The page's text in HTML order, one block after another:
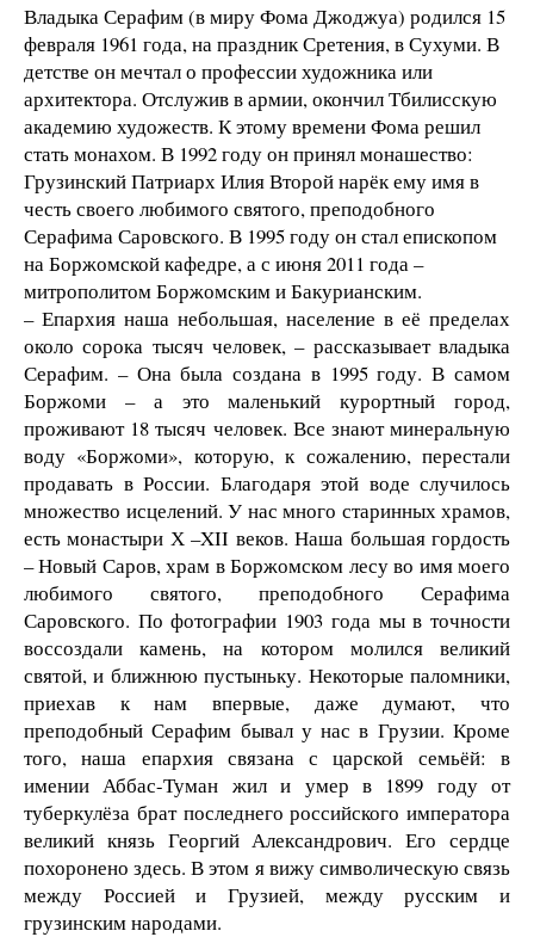
Владыка Серафим (в миру Фома Джоджуа) родился 15
февраля 1961 года, на праздник Сретения, в Сухуми. В
детстве он мечтал о профессии художника или
архитектора. Отслужив в армии, окончил Тбилисскую
академию художеств. К этому времени Фома решил
стать монахом. В 1992 году он принял монашество:
Грузинский Патриарх Илия Второй нарёк ему имя в
честь своего любимого святого, преподобного
Серафима Саровского. В 1995 году он стал епископом
на Боржомской кафедре, а с июня 2011 года –
митрополитом Боржомским и Бакурианским.
– Епархия наша небольшая, население в её пределах
около сорока тысяч человек, – рассказывает владыка
Серафим. – Она была создана в 1995 году. В самом
Боржоми – а это маленький курортный город,
проживают 18 тысяч человек. Все знают минеральную
воду «Боржоми», которую, к сожалению, перестали
продавать в России. Благодаря этой воде случилось
множество исцелений. У нас много старинных храмов,
есть монастыри Х –XII веков. Наша большая гордость
– Новый Саров, храм в Боржомском лесу во имя моего
любимого святого, преподобного Серафима
Саровского. По фотографии 1903 года мы в точности
воссоздали камень, на котором молился великий
святой, и ближнюю пустыньку. Некоторые паломники,
приехав к нам впервые, даже думают, что
преподобный Серафим бывал у нас в Грузии. Кроме
того, наша епархия связана с царской семьёй: в
имении Аббас-Туман жил и умер в 1899 году от
туберкулёза брат последнего российского императора
великий князь Георгий Александрович. Его сердце
похоронено здесь. В этом я вижу символическую связь
между Россией и Грузией, между русским и
грузинским народами.